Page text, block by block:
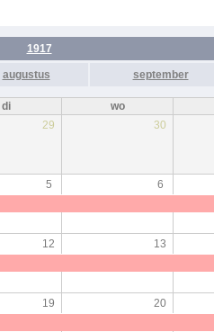
1917
augustus september
di
wo
29 30
5 6
12 13
19 20